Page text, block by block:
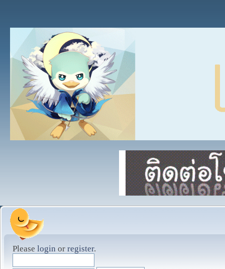
Please login or register.